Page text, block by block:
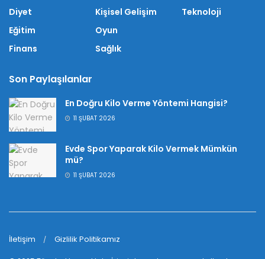
Diyet
Eğitim
Finans
Kişisel Gelişim
Oyun
Sağlık
Teknoloji
Son Paylaşılanlar
En Doğru Kilo Verme Yöntemi Hangisi?
11 ŞUBAT 2026
Evde Spor Yaparak Kilo Vermek Mümkün
mü?
11 ŞUBAT 2026
İletişim Gizlilik Politikamız